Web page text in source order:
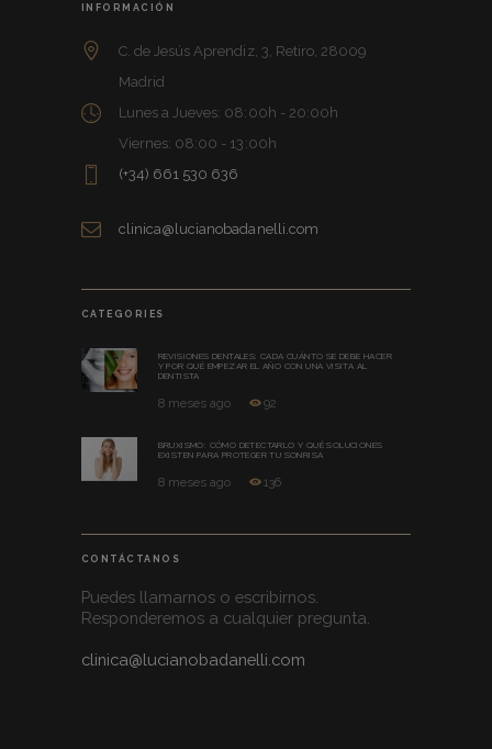
INFORMACIÓN
C. de Jesús Aprendiz, 3, Retiro, 28009
Madrid
Lunes a Jueves: 08:00h - 20:00h
Viernes: 08:00 - 13:00h
(+34) 661 530 636
clinica@lucianobadanelli.com
CATEGORIES
REVISIONES DENTALES: CADA CUÁNTO SE DEBE HACER
Y POR QUÉ EMPEZAR EL AÑO CON UNA VISITA AL
DENTISTA
8 meses ago 92
BRUXISMO: CÓMO DETECTARLO Y QUÉ SOLUCIONES
EXISTEN PARA PROTEGER TU SONRISA
8 meses ago 136
CONTÁCTANOS
Puedes llamarnos o escribirnos.
Responderemos a cualquier pregunta.
clinica@lucianobadanelli.com